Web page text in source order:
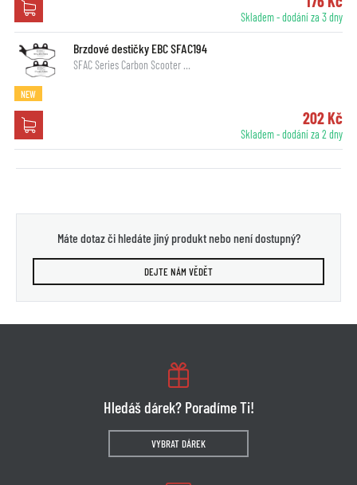
Skladem - dodání za 3 dny
Brzdové destičky EBC SFAC194
SFAC Series Carbon Scooter …
NEW
202 Kč
Skladem - dodání za 2 dny
Máte dotaz či hledáte jiný produkt nebo není dostupný?
DEJTE NÁM VĚDĚT
Hledáš dárek? Poradíme Ti!
VYBRAT DÁREK